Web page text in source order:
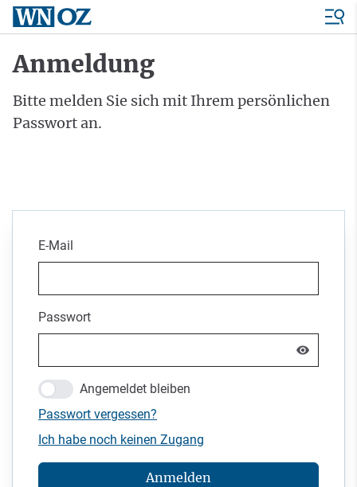
Anmeldung
Bitte melden Sie sich mit Ihrem persönlichen
Passwort an.
E-Mail
Passwort
Angemeldet bleiben
Passwort vergessen?
Ich habe noch keinen Zugang
Anmelden